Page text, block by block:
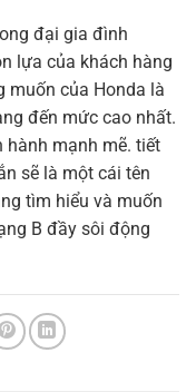
đại gia đình
lựa của khách hàng
muốn của Honda là
đến mức cao nhất.
hành mạnh mẽ. tiết
sẽ là một cái tên
tìm hiểu và muốn
B đầy sôi động